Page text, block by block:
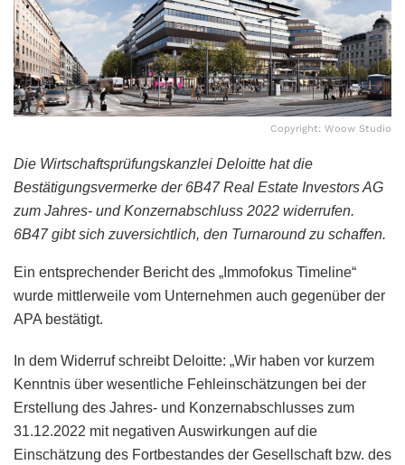
Copyright: Woow Studio
Die Wirtschaftsprüfungskanzlei Deloitte hat die
Bestätigungsvermerke der 6B47 Real Estate Investors AG
zum Jahres- und Konzernabschluss 2022 widerrufen.
6B47 gibt sich zuversichtlich, den Turnaround zu schaffen.
Ein entsprechender Bericht des „Immofokus Timeline“
wurde mittlerweile vom Unternehmen auch gegenüber der
APA bestätigt.
In dem Widerruf schreibt Deloitte: „Wir haben vor kurzem
Kenntnis über wesentliche Fehleinschätzungen bei der
Erstellung des Jahres- und Konzernabschlusses zum
31.12.2022 mit negativen Auswirkungen auf die
Einschätzung des Fortbestandes der Gesellschaft bzw. des